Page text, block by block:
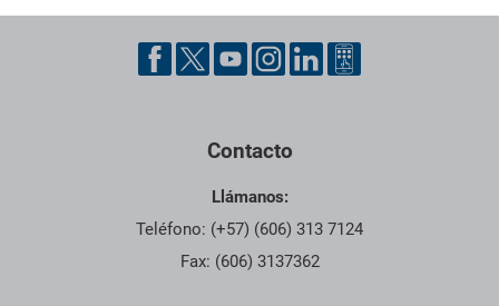
Pie de página con información de contacto, redes sociales y
Contacto
Llámanos:
Teléfono: (+57) (606) 313 7124
Fax: (606) 3137362